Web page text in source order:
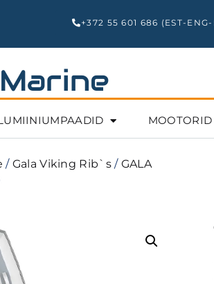
+372 55 601 686 (EST-
MOOTORID
/ Gala Viking Rib`s/ GALA